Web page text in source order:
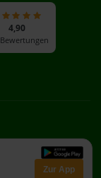
Zur App
4,90